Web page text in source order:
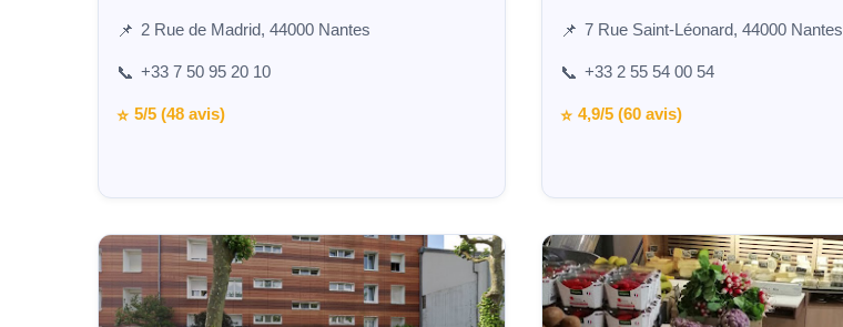
📌 2 Rue de Madrid, 44000 Nantes
📞 +33 7 50 95 20 10
⭐ 5/5 (48 avis)
📌 7 Rue Saint-Léonard, 44000 Nantes
📞 +33 2 55 54 00 54
⭐ 4,9/5 (60 avis)